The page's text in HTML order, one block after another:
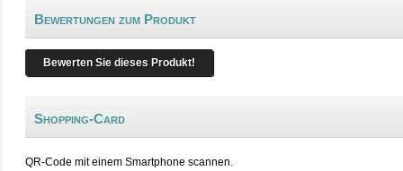
Bewertungen zum Produkt
Bewerten Sie dieses Produkt!
Shopping-Card
QR-Code mit einem Smartphone scannen.